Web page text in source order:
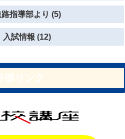
路指導部より (5)
入試情報 (12)